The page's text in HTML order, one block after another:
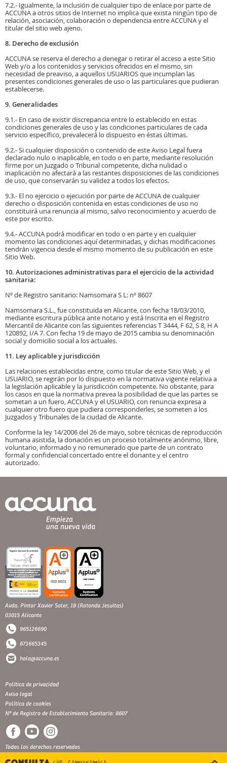
7.2.- Igualmente, la inclusión de cualquier tipo de enlace por parte de
ACCUNA a otros sitios de Internet no implica que exista ningún tipo de
relación, asociación, colaboración o dependencia entre ACCUNA y el
titular del sitio web ajeno.
8. Derecho de exclusión
ACCUNA se reserva el derecho a denegar o retirar el acceso a este Sitio
Web y/o a los contenidos y servicios ofrecidos en el mismo, sin
necesidad de preaviso, a aquellos USUARIOS que incumplan las
presentes condiciones generales de uso o las particulares que pudieran
establecerse.
9. Generalidades
9.1.- En caso de existir discrepancia entre lo establecido en estas
condiciones generales de uso y las condiciones particulares de cada
servicio específico, prevalecerá lo dispuesto en éstas últimas.
9.2.- Si cualquier disposición o contenido de este Aviso Legal fuera
declarado nulo o inaplicable, en todo o en parte, mediante resolución
firme por un Juzgado o Tribunal competente, dicha nulidad o
inaplicación no afectará a las restantes disposiciones de las condiciones
de uso, que conservarán su validez a todos los efectos.
9.3.- El no ejercicio o ejecución por parte de ACCUNA de cualquier
derecho o disposición contenida en estas condiciones de uso no
constituirá una renuncia al mismo, salvo reconocimiento y acuerdo de
este por escrito.
9.4.- ACCUNA podrá modificar en todo o en parte y en cualquier
momento las condiciones aquí determinadas, y dichas modificaciones
tendrán vigencia desde el mismo momento de su publicación en este
Sitio Web.
10. Autorizaciones administrativas para el ejercicio de la actividad
sanitaria:
Nº de Registro sanitario: Namsomara S L: nº 8607
Namsomara S.L., fue constituida en Alicante, con fecha 18/03/2010,
mediante escritura pública ante notario y está Inscrita en el Registro
Mercantil de Alicante con las siguientes referencias T 3444, F 62, S 8, H A
120892, I/A 7. Con fecha 19 de mayo de 2015 cambia su denominación
social y domicilio social a los actuales.
11. Ley aplicable y jurisdicción
Las relaciones establecidas entre, como titular de este Sitio Web, y el
USUARIO, se regirán por lo dispuesto en la normativa vigente relativa a
la legislación aplicable y la jurisdicción competente. No obstante, para
los casos en que la normativa prevea la posibilidad de que las partes se
sometan a un fuero, ACCUNA y el USUARIO, con renuncia expresa a
cualquier otro fuero que pudiera corresponderles, se someten a los
Juzgados y Tribunales de la ciudad de Alicante.
Conforme la ley 14/2006 del 26 de mayo, sobre técnicas de reproducción
humana asistida, la donación es un proceso totalmente anónimo, libre,
voluntario, informado y no remunerado que parte de un contrato
formal y confidencial concertado entre el donante y el centro
autorizado.
Avda. Pintor Xavier Soler, 18 (Rotonda Jesuitas)
03015 Alicante
965126690
673665345
hola@accuna.es
Política de privacidad
Aviso legal
Política de cookies
Nº de Registro de Establecimiento Sanitario: 8607
Todos los derechos reservados